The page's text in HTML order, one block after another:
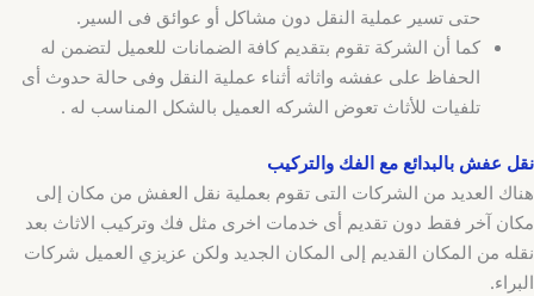
حتى تسير عملية النقل دون مشاكل أو عوائق فى السير.
كما أن الشركة تقوم بتقديم كافة الضمانات للعميل لتضمن له
الحفاظ على عفشه واثاثه أثناء عملية النقل وفى حالة حدوث أى
تلفيات للأثاث تعوض الشركه العميل بالشكل المناسب له .
نقل عفش بالبدائع مع الفك والتركيب
هناك العديد من الشركات التى تقوم بعملية نقل العفش من مكان إلى
مكان آخر فقط دون تقديم أى خدمات اخرى مثل فك وتركيب الاثاث بعد
نقله من المكان القديم إلى المكان الجديد ولكن عزيزي العميل شركات
البراء.